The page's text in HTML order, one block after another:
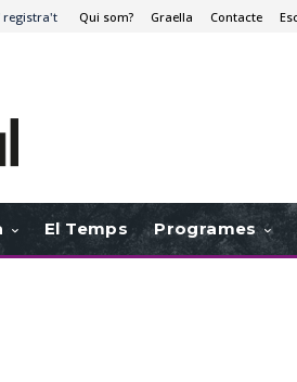
registra't Qui som? Graella Contacte
El Temps Programes